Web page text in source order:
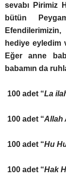
sevabı Pirimiz
bütün
hediye eyledim
Eğer anne
babamın da
100 adet “La
100 adet “Allah
100 adet “Hu
100 adet “Hak